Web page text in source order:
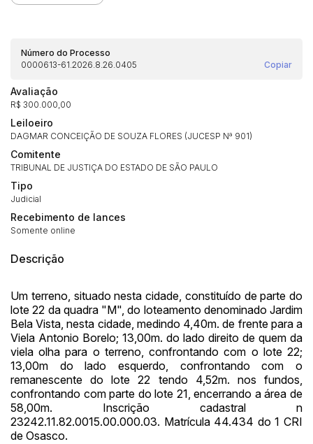
Número do Processo
0000613-61.2026.8.26.0405
Copiar
Avaliação
R$ 300.000,00
Leiloeiro
DAGMAR CONCEIÇÃO DE SOUZA FLORES (JUCESP Nª 901)
Comitente
TRIBUNAL DE JUSTIÇA DO ESTADO DE SÃO PAULO
Tipo
Judicial
Recebimento de lances
Somente online
Descrição
Um terreno, situado nesta cidade, constituído de parte do
lote 22 da quadra "M", do loteamento denominado Jardim
Bela Vista, nesta cidade, medindo 4,40m. de frente para a
Viela Antonio Borelo; 13,00m. do lado direito de quem da
viela olha para o terreno, confrontando com o lote 22;
13,00m do lado esquerdo, confrontando com o
remanescente do lote 22 tendo 4,52m. nos fundos,
confrontando com parte do lote 21, encerrando a área de
58,00m. Inscrição cadastral n
23242.11.82.0015.00.000.03. Matrícula 44.434 do 1 CRI
de Osasco.
Envie sua Proposta
(Art. 895, CPC)
Data
Clique aqui para fazer login
Habilite-se para efetuar lances ou
propostas